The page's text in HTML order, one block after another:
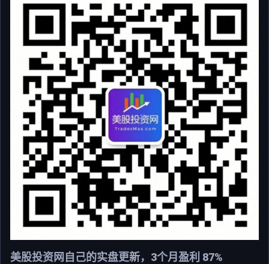
美股投资网自己的实盘更新，3个月盈利 87%